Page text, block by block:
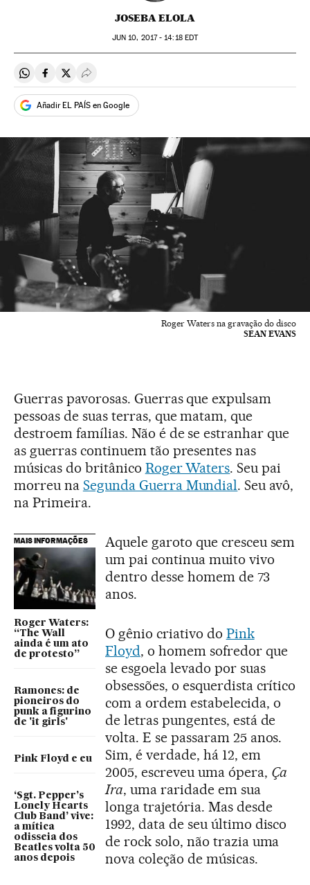
JOSEBA ELOLA
JUN 10, 2017 - 14:18EDT
Compartir en Whatsapp
Compartir en Facebook
Compartir en Twitter
Desplegar Redes Sociales
Añadir EL PAÍS en Google
Roger Waters na gravação do disco
SEAN EVANS
Guerras pavorosas. Guerras que expulsam
pessoas de suas terras, que matam, que
destroem famílias. Não é de se estranhar que
as guerras continuem tão presentes nas
músicas do britânico Roger Waters. Seu pai
morreu na Segunda Guerra Mundial. Seu avô,
na Primeira.
MAIS INFORMAÇÕES
Roger Waters:
“The Wall
ainda é um ato
de protesto”
Ramones: de
pioneiros do
punk a figurino
de 'it girls'
Pink Floyd e eu
‘Sgt. Pepper’s
Lonely Hearts
Club Band’ vive:
a mítica
odisseia dos
Beatles volta 50
anos depois
Aquele garoto que cresceu sem
um pai continua muito vivo
dentro desse homem de 73
anos.
O gênio criativo do Pink
Floyd, o homem sofredor que
se esgoela levado por suas
obsessões, o esquerdista crítico
com a ordem estabelecida, o
de letras pungentes, está de
volta. E se passaram 25 anos.
Sim, é verdade, há 12, em
2005, escreveu uma ópera, Ça
Ira, uma raridade em sua
longa trajetória. Mas desde
1992, data de seu último disco
de rock solo, não trazia uma
nova coleção de músicas.